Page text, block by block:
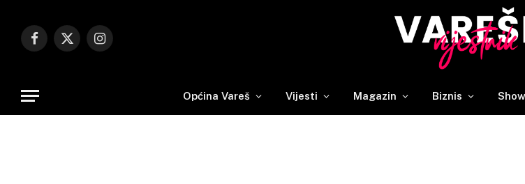
Facebook
X
Instagram
Općina Vareš Vijesti Magazin Biznis